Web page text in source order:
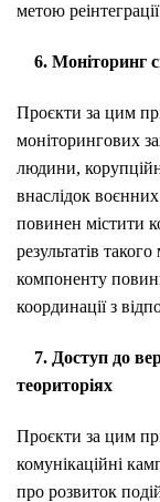
метою
6. Моніторинг
Проєкти за цим
моніторингових
людини,
внаслідок
повинен містити
результатів
компоненту
координації з
7. Доступ до
теориторіях
Проєкти за цим
комунікаційні
про розвиток